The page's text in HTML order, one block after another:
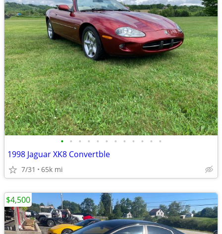
• • • • • • • • • • • •
1998 Jaguar XK8 Convertble
7/31 65k mi
$4,500